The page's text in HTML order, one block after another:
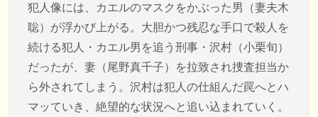
犯人像には、カエルのマスクをかぶった男（妻夫木
聡）が浮かび上がる。大胆かつ残忍な手口で殺人を
続ける犯人・カエル男を追う刑事・沢村（小栗旬）
だったが、妻（尾野真千子）を拉致され捜査担当か
ら外されてしまう。沢村は犯人の仕組んだ罠へとハ
マッていき、絶望的な状況へと追い込まれていく。